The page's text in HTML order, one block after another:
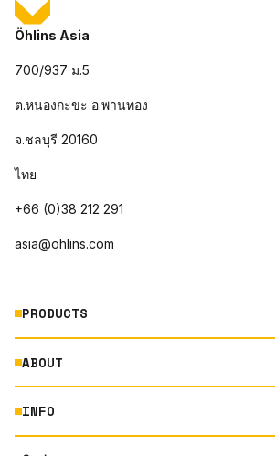
Öhlins Asia
700/937 ม.5
ต.หนองกะขะ อ.พานทอง
จ.ชลบุรี 20160
ไทย
+66 (0)38 212 291
asia@ohlins.com
PRODUCTS
MOTORCYCLE
AUTOMOTIVE
ABOUT
ABOUT US
INFO